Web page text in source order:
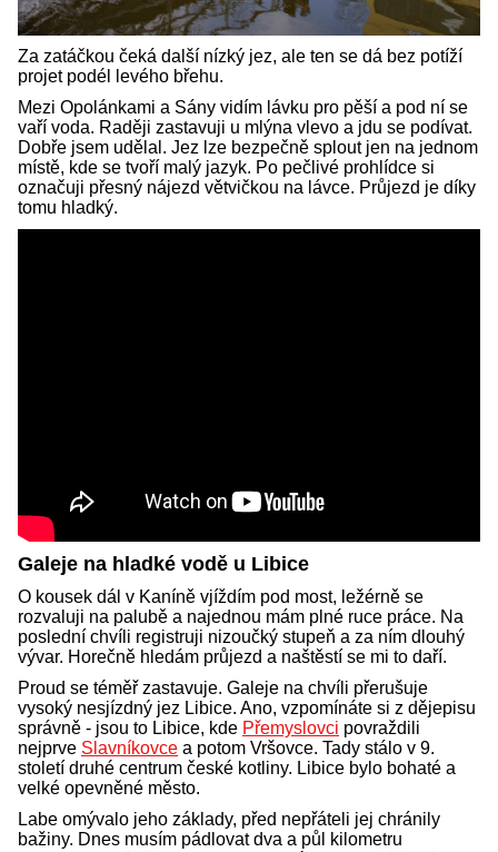
Za zatáčkou čeká další nízký jez, ale ten se dá bez potíží
projet podél levého břehu.
Mezi Opolánkami a Sány vidím lávku pro pěší a pod ní se
vaří voda. Raději zastavuji u mlýna vlevo a jdu se podívat.
Dobře jsem udělal. Jez lze bezpečně splout jen na jednom
místě, kde se tvoří malý jazyk. Po pečlivé prohlídce si
označuji přesný nájezd větvičkou na lávce. Průjezd je díky
tomu hladký.
Galeje na hladké vodě u Libice
O kousek dál v Kaníně vjíždím pod most, ležérně se
rozvaluji na palubě a najednou mám plné ruce práce. Na
poslední chvíli registruji nizoučký stupeň a za ním dlouhý
vývar. Horečně hledám průjezd a naštěstí se mi to daří.
Proud se téměř zastavuje. Galeje na chvíli přerušuje
vysoký nesjízdný jez Libice. Ano, vzpomínáte si z dějepisu
správně - jsou to Libice, kde Přemyslovci povraždili
nejprve Slavníkovce a potom Vršovce. Tady stálo v 9.
století druhé centrum české kotliny. Libice bylo bohaté a
velké opevněné město.
Labe omývalo jeho základy, před nepřáteli jej chránily
bažiny. Dnes musím pádlovat dva a půl kilometru